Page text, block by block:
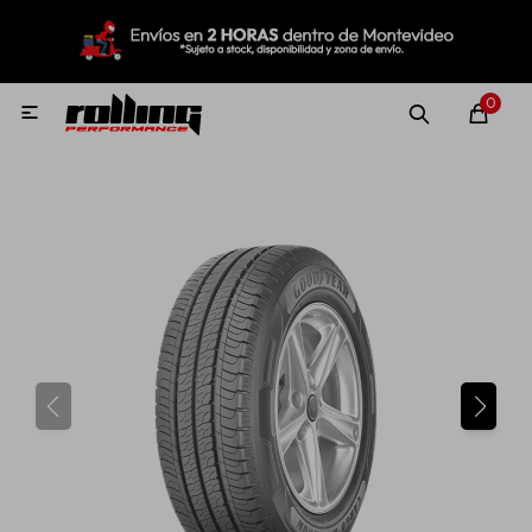
0

MI CUENTA
Nuevo! Rolling Repuestos